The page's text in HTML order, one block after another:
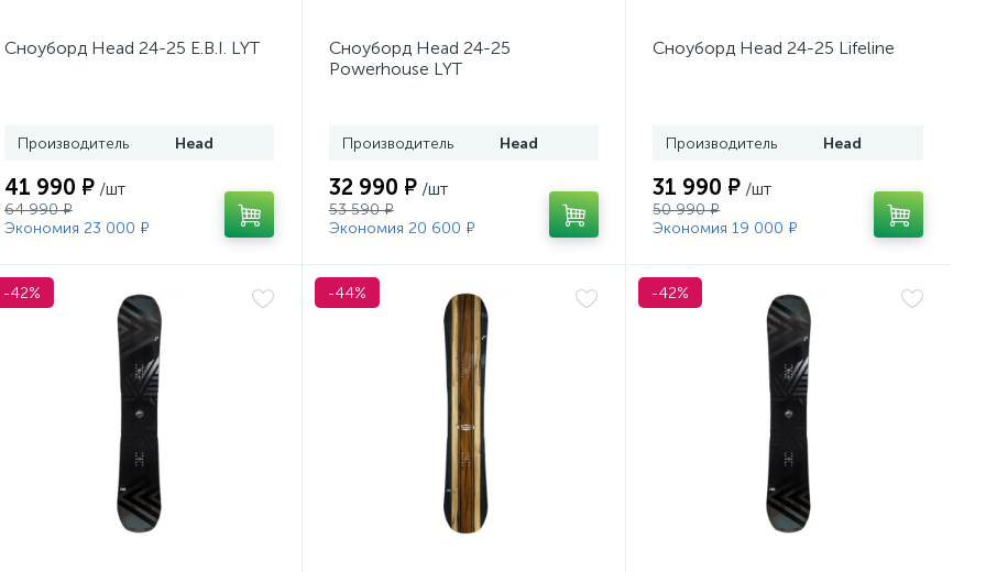
Сноуборд Head 24-25 E.B.I. LYT
Производитель Head
41 990 ₽ /шт
64 990 ₽
Экономия 23 000 ₽
Сноуборд Head 24-25
Powerhouse LYT
Производитель Head
32 990 ₽ /шт
53 590 ₽
Экономия 20 600 ₽
Сноуборд Head 24-25 Lifeline
Производитель Head
31 990 ₽ /шт
50 990 ₽
Экономия 19 000 ₽
-42% -44% -42%